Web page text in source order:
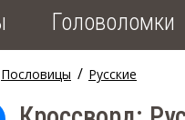
Головоломки
Пословицы / Русские